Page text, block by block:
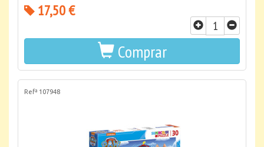
17,50 €
Comprar
Refª 107948